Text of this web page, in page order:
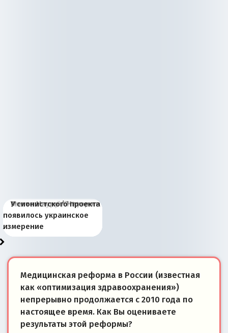
Киевская марионетка
Запада рассказала о
«переобувании» хозяев
В России назрели
перемены: 15 шагов к
суверенной экономике
Миграционный пожар
Европы
Россия начинает
сбрасывать балласт
Анкориджа
Россия зимой 1904
года: первые уступки во
внутренней политике
Русская нация вчера и
сегодня
Почему правый крах в
Варшаве не поможет её
отношениям с Россией?
Место Науру / Науэро в
современной истории
Южной Осетии
У сионистского проекта
появилось украинское
измерение
Медицинская реформа в России (известная
как «оптимизация здравоохранения»)
непрерывно продолжается с 2010 года по
настоящее время. Как Вы оцениваете
результаты этой реформы?